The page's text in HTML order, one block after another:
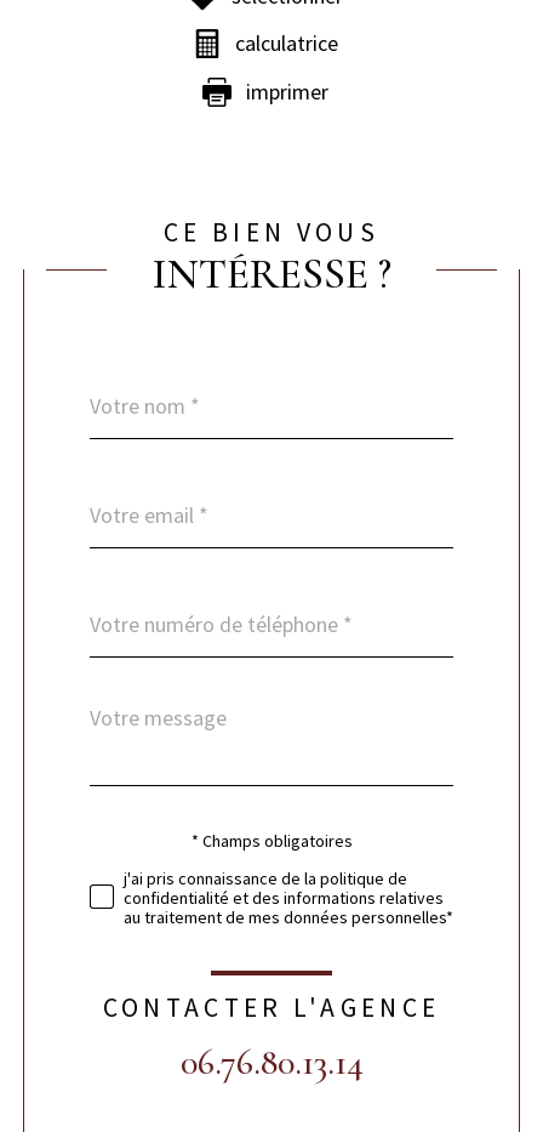
calculatrice
imprimer
CE BIEN VOUS
INTÉRESSE ?
par
*
*
*
Fieldset
défaut
Message
*
Validation* Champs obligatoires
j'ai pris connaissance de la politique de
confidentialité et des informations relatives
au traitement de mes données personnelles*
CONTACTER L'AGENCE
06.76.80.13.14